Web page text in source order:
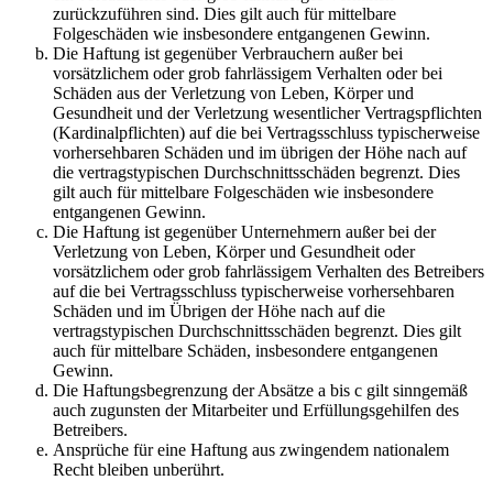
zurückzuführen sind. Dies gilt auch für mittelbare
Folgeschäden wie insbesondere entgangenen Gewinn.
Die Haftung ist gegenüber Verbrauchern außer bei
vorsätzlichem oder grob fahrlässigem Verhalten oder bei
Schäden aus der Verletzung von Leben, Körper und
Gesundheit und der Verletzung wesentlicher Vertragspflichten
(Kardinalpflichten) auf die bei Vertragsschluss typischerweise
vorhersehbaren Schäden und im übrigen der Höhe nach auf
die vertragstypischen Durchschnittsschäden begrenzt. Dies
gilt auch für mittelbare Folgeschäden wie insbesondere
entgangenen Gewinn.
Die Haftung ist gegenüber Unternehmern außer bei der
Verletzung von Leben, Körper und Gesundheit oder
vorsätzlichem oder grob fahrlässigem Verhalten des Betreibers
auf die bei Vertragsschluss typischerweise vorhersehbaren
Schäden und im Übrigen der Höhe nach auf die
vertragstypischen Durchschnittsschäden begrenzt. Dies gilt
auch für mittelbare Schäden, insbesondere entgangenen
Gewinn.
Die Haftungsbegrenzung der Absätze a bis c gilt sinngemäß
auch zugunsten der Mitarbeiter und Erfüllungsgehilfen des
Betreibers.
Ansprüche für eine Haftung aus zwingendem nationalem
Recht bleiben unberührt.